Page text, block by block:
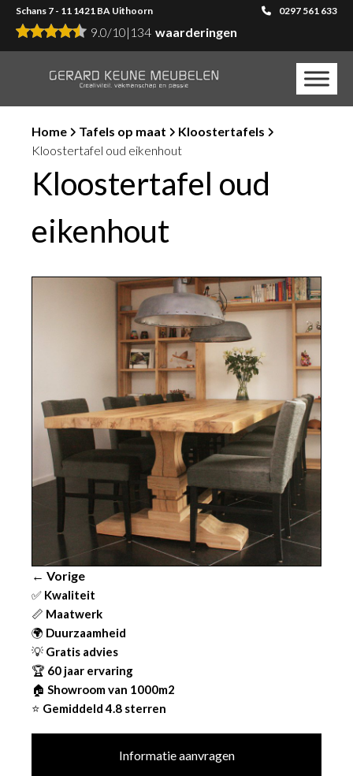
Schans 7 - 11 1421 BA Uithoorn 0297 561 633
9.0/10| 134 waarderingen
Home Tafels op maat
Kloostertafels
Kloostertafel oud eikenhout
Kloostertafel oud
eikenhout
← Vorige
✅ Kwaliteit
📏 Maatwerk
🌍 Duurzaamheid
💡 Gratis advies
🏆 60 jaar ervaring
🏠 Showroom van 1000m2
⭐ Gemiddeld 4.8 sterren
Informatie aanvragen